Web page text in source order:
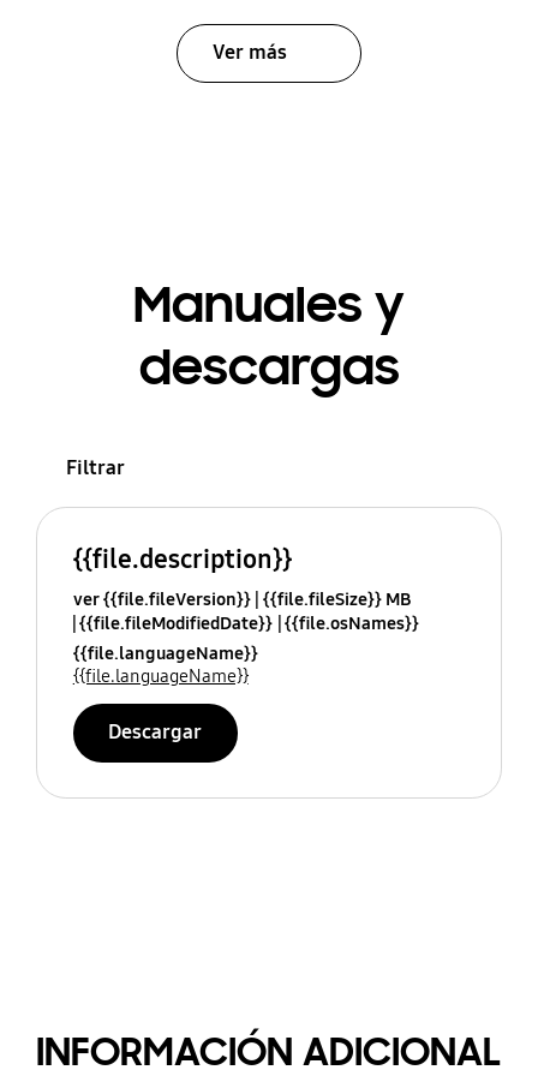
Ver más
Manuales y
descargas
Filtrar
{{file.description}}
ver {{file.fileVersion}} {{file.fileSize}} MB
{{file.fileModifiedDate}} {{file.osNames}}
{{file.languageName}}
{{file.languageName}}
Descargar
INFORMACIÓN ADICIONAL